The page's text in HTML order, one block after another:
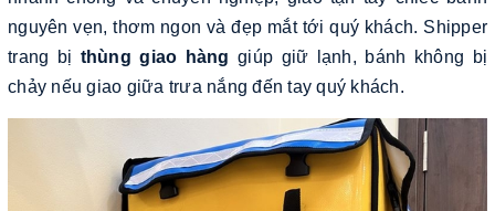
nguyên vẹn, thơm ngon và đẹp mắt tới quý khách. Shipper
trang bị thùng giao hàng giúp giữ lạnh, bánh không bị
chảy nếu giao giữa trưa nắng đến tay quý khách.